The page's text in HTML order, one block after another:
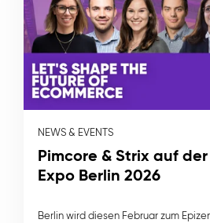
NEWS & EVENTS
Pimcore & Strix auf
Expo Berlin 2026
Berlin wird diesen Februar zum